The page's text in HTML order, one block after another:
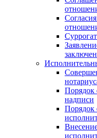
Порядок
надписи
Порядок